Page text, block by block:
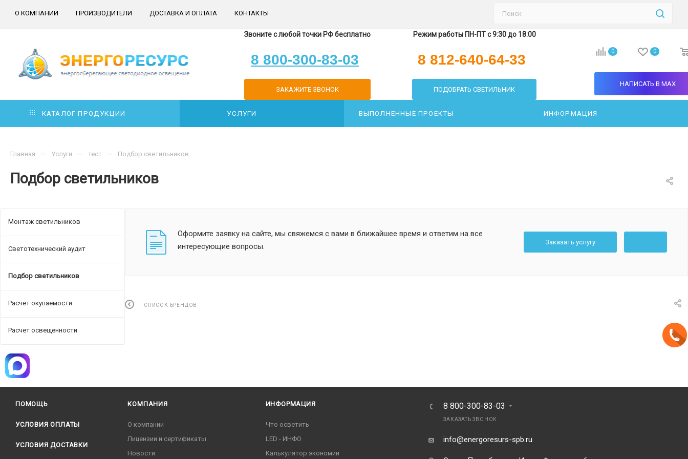
О КОМПАНИИ ПРОИЗВОДИТЕЛИ ДОСТАВКА И ОПЛАТА КОНТАКТЫ
Звоните с любой точки РФ бесплатно
8 800-300-83-03
ЗАКАЖИТЕ ЗВОНОК
Режим работы ПН-ПТ с 9:30 до 18:00
8 812-640-64-33
ПОДОБРАТЬ СВЕТИЛЬНИК
0 0
НАПИСАТЬ В MAX
КАТАЛОГ ПРОДУКЦИИ УСЛУГИ ВЫПОЛНЕННЫЕ ПРОЕКТЫ ИНФОРМАЦИЯ
Подбор светильников
Главная — Услуги — тест — Подбор светильников
Оформите заявку на сайте, мы свяжемся с вами в ближайшее время и ответим на все
интересующие вопросы.
Заказать услугу
СПИСОК БРЕНДОВ
Монтаж светильников
Светотехнический аудит
Подбор светильников
Расчет окупаемости
Расчет освещенности
ПОМОЩЬ
УСЛОВИЯ ОПЛАТЫ
УСЛОВИЯ ДОСТАВКИ
КОМПАНИЯ
О компании
Лицензии и сертификаты
Новости
ИНФОРМАЦИЯ
Что осветить
LED - ИНФО
Калькулятор экономии
8 800-300-83-03
ЗАКАЗАТЬ ЗВОНОК
info@energoresurs-spb.ru